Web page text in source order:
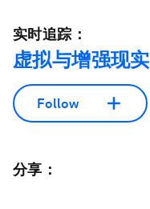
实时追踪：
虚拟与增强现实
Follow
分享：